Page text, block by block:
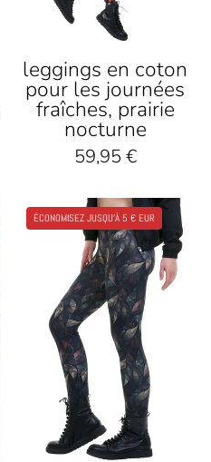
weißem
Hintergrund
leggings en coton
pour les journées
fraîches, prairie
nocturne
59,95 €
Damen
Leggings
mit
schwarzem
Blätter-
Muster
und
nachhaltigem
Design,
kombiniert
mit
Boots
ÉCONOMISEZ JUSQU'À 5 € EUR